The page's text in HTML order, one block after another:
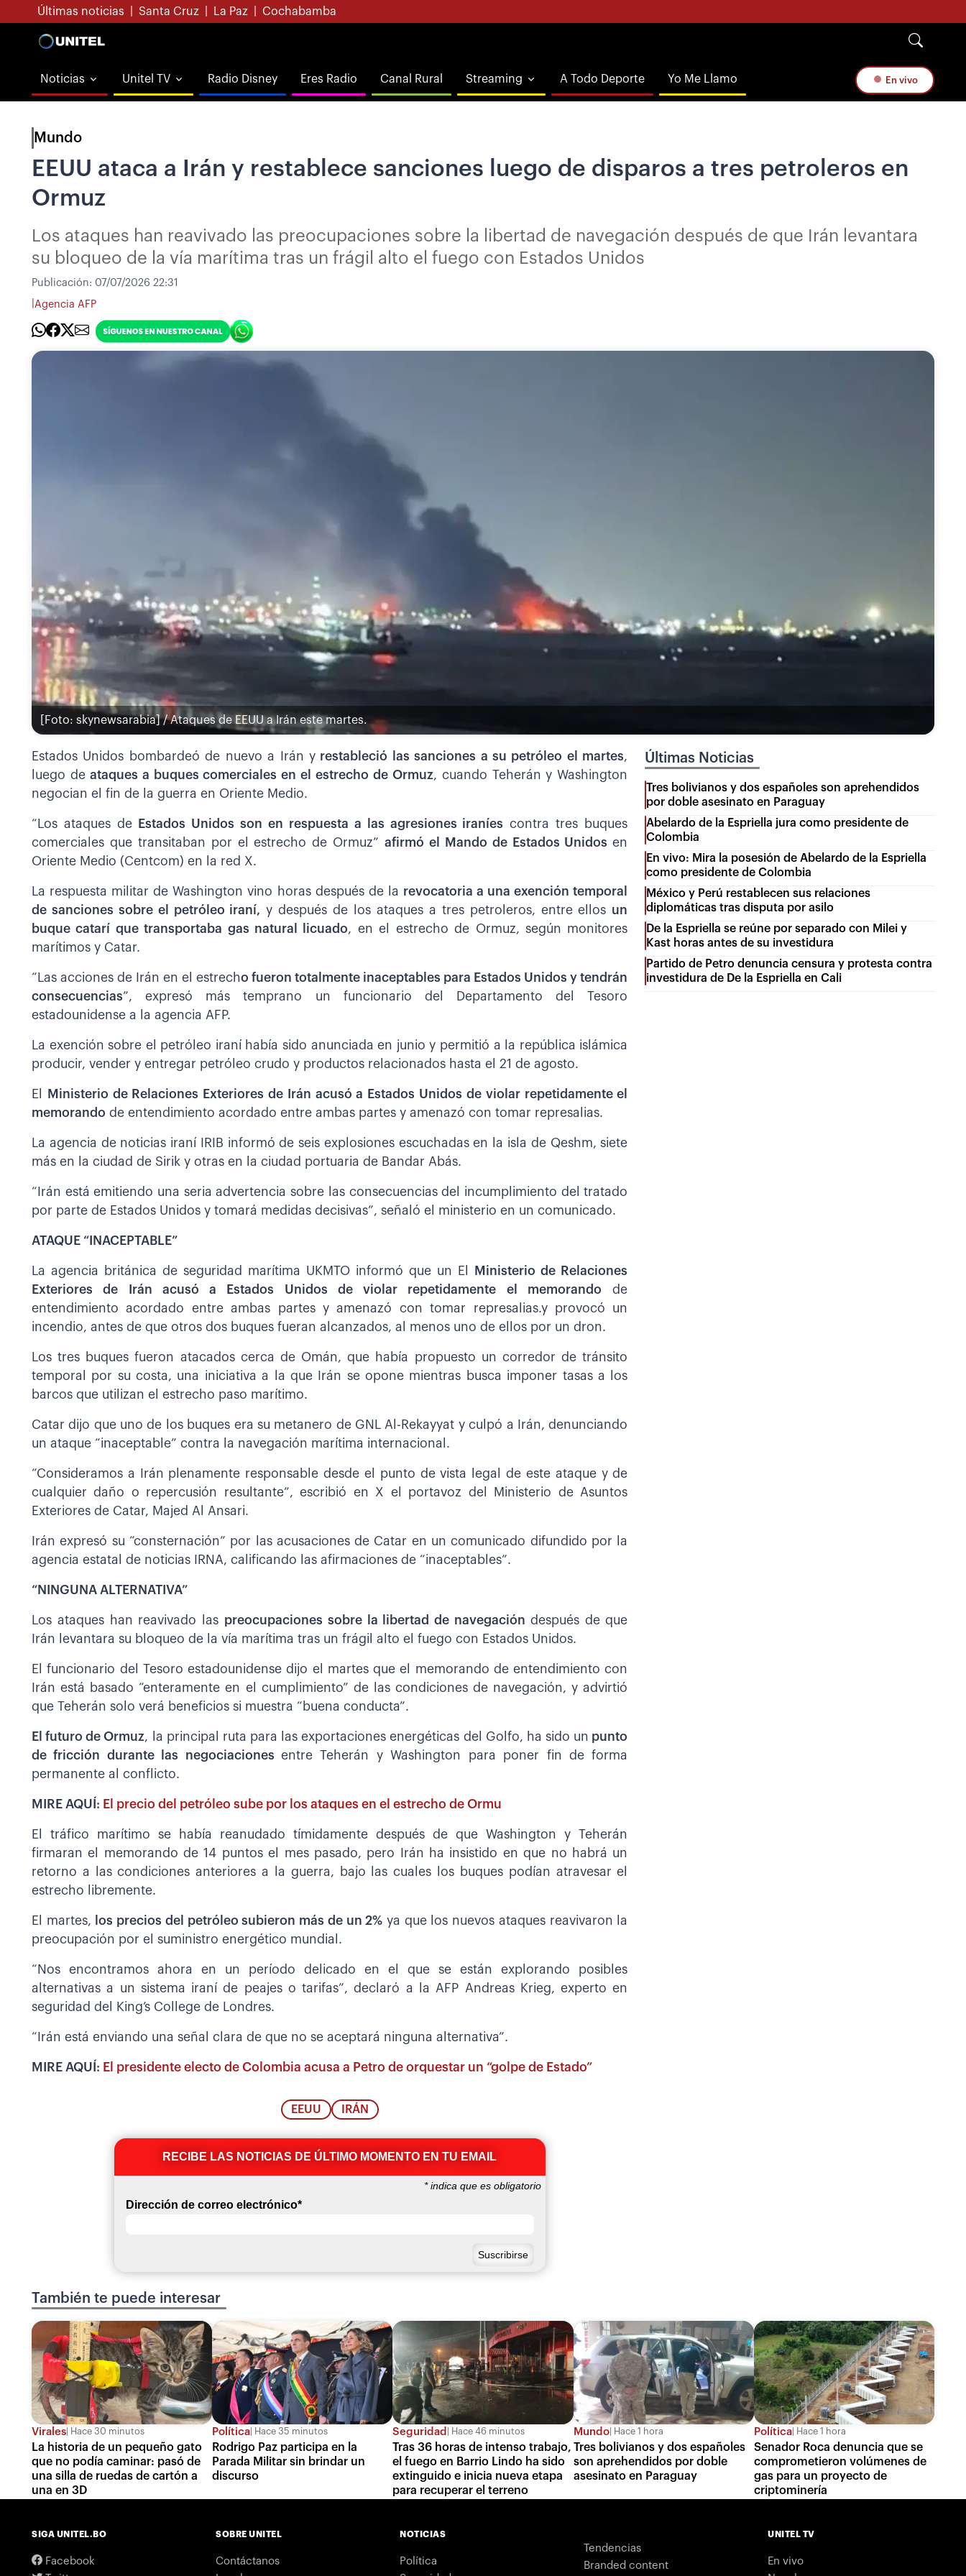
Últimas noticias Santa Cruz La Paz Cochabamba
Noticias Unitel TV Radio Disney Eres Radio Canal Rural Streaming A Todo Deporte Yo Me Llamo En vivo
Mundo
EEUU ataca a Irán y restablece sanciones luego de disparos a tres petroleros en
Ormuz
Los ataques han reavivado las preocupaciones sobre la libertad de navegación después de que Irán levantara
su bloqueo de la vía marítima tras un frágil alto el fuego con Estados Unidos
Publicación: 07/07/2026 22:31
Agencia AFP
[Foto: skynewsarabia] / Ataques de EEUU a Irán este martes.
Estados Unidos bombardeó de nuevo a Irán yrestableció las sanciones a su petróleo el martes,
luego deataques a buques comerciales en el estrecho de Ormuz, cuando Teherán y Washington
negocian el fin de la guerra en Oriente Medio.
“Los ataques deEstados Unidos son en respuesta a las agresiones iraníes contra tres buques
comerciales que transitaban por el estrecho de Ormuz”afirmó el Mando de Estados Unidosen
Oriente Medio (Centcom) en la red X.
La respuesta militar de Washington vino horas después de la revocatoria a una exención temporal
de sanciones sobre el petróleo iraní, y después de los ataques a tres petroleros, entre ellos un
buque catarí que transportaba gas natural licuado, en el estrecho de Ormuz, según monitores
marítimos y Catar.
“Las acciones de Irán en el estrecho fueron totalmente inaceptables para Estados Unidos y tendrán
consecuencias”, expresó más temprano un funcionario del Departamento del Tesoro
estadounidense a la agencia AFP.
La exención sobre el petróleo iraní había sido anunciada en junio y permitió a la república islámica
producir, vender y entregar petróleo crudo y productos relacionados hasta el 21 de agosto.
El
Ministerio de Relaciones Exteriores de Irán acusó a Estados Unidos de violar repetidamente el
memorando de entendimiento acordado entre ambas partes y amenazó con tomar represalias.
La agencia de noticias iraní IRIB informó de seis explosiones escuchadas en la isla de Qeshm, siete
más en la ciudad de Sirik y otras en la ciudad portuaria de Bandar Abás.
“Irán está emitiendo una seria advertencia sobre las consecuencias del incumplimiento del tratado
por parte de Estados Unidos y tomará medidas decisivas”, señaló el ministerio en un comunicado.
ATAQUE “INACEPTABLE”
La agencia británica de seguridad marítima UKMTO informó que un El
Ministerio de Relaciones
Exteriores de Irán acusó a Estados Unidos de violar repetidamente el memorando de
entendimiento acordado entre ambas partes y amenazó con tomar represalias.y provocó un
incendio, antes de que otros dos buques fueran alcanzados, al menos uno de ellos por un dron.
Los tres buques fueron atacados cerca de Omán, que había propuesto un corredor de tránsito
temporal por su costa, una iniciativa a la que Irán se opone mientras busca imponer tasas a los
barcos que utilizan el estrecho paso marítimo.
Catar dijo que uno de los buques era su metanero de GNL Al-Rekayyat y culpó a Irán, denunciando
un ataque “inaceptable” contra la navegación marítima internacional.
“Consideramos a Irán plenamente responsable desde el punto de vista legal de este ataque y de
cualquier daño o repercusión resultante”, escribió en X el portavoz del Ministerio de Asuntos
Exteriores de Catar, Majed Al Ansari.
Irán expresó su “consternación” por las acusaciones de Catar en un comunicado difundido por la
agencia estatal de noticias IRNA, calificando las afirmaciones de “inaceptables”.
“NINGUNA ALTERNATIVA”
Los ataques han reavivado las preocupaciones sobre la libertad de navegación después de que
Irán levantara su bloqueo de la vía marítima tras un frágil alto el fuego con Estados Unidos.
El funcionario del Tesoro estadounidense dijo el martes que el memorando de entendimiento con
Irán está basado “enteramente en el cumplimiento” de las condiciones de navegación, y advirtió
que Teherán solo verá beneficios si muestra “buena conducta”.
El futuro de Ormuz, la principal ruta para las exportaciones energéticas del Golfo, ha sido un punto
de fricción durante las negociacionesentre Teherán y Washington para poner fin de forma
permanente al conflicto.
MIRE AQUÍ: El precio del petróleo sube por los ataques en el estrecho de Ormu
El tráfico marítimo se había reanudado tímidamente después de que Washington y Teherán
firmaran el memorando de 14 puntos el mes pasado, pero Irán ha insistido en que no habrá un
retorno a las condiciones anteriores a la guerra, bajo las cuales los buques podían atravesar el
estrecho libremente.
El martes, los precios del petróleo subieron más de un 2% ya que los nuevos ataques reavivaron la
preocupación por el suministro energético mundial.
“Nos encontramos ahora en un período delicado en el que se están explorando posibles
alternativas a un sistema iraní de peajes o tarifas”, declaró a la AFP Andreas Krieg, experto en
seguridad del King’s College de Londres.
“Irán está enviando una señal clara de que no se aceptará ninguna alternativa”.
MIRE AQUÍ: El presidente electo de Colombia acusa a Petro de orquestar un “golpe de Estado”
EEUU IRÁN
RECIBE LAS NOTICIAS DE ÚLTIMO MOMENTO EN TU EMAIL
*indica que es obligatorio
Dirección de correo electrónico*
Últimas Noticias
Tres bolivianos y dos españoles son aprehendidos
por doble asesinato en Paraguay
Abelardo de la Espriella jura como presidente de
Colombia
En vivo: Mira la posesión de Abelardo de la Espriella
como presidente de Colombia
México y Perú restablecen sus relaciones
diplomáticas tras disputa por asilo
De la Espriella se reúne por separado con Milei y
Kast horas antes de su investidura
Partido de Petro denuncia censura y protesta contra
investidura de De la Espriella en Cali
También te puede interesar
Virales Hace 30 minutos
La historia de un pequeño gato
que no podía caminar: pasó de
una silla de ruedas de cartón a
una en 3D
Política Hace 35 minutos
Rodrigo Paz participa en la
Parada Militar sin brindar un
discurso
Seguridad Hace 46 minutos
Tras 36 horas de intenso trabajo,
el fuego en Barrio Lindo ha sido
extinguido e inicia nueva etapa
para recuperar el terreno
Mundo Hace 1 hora
Tres bolivianos y dos españoles
son aprehendidos por doble
asesinato en Paraguay
Política Hace 1 hora
Senador Roca denuncia que se
comprometieron volúmenes de
gas para un proyecto de
criptominería
SIGA UNITEL.BO
Facebook
SOBRE UNITEL
Contáctanos
NOTICIAS
Política
Tendencias
Branded content
UNITEL TV
En vivo